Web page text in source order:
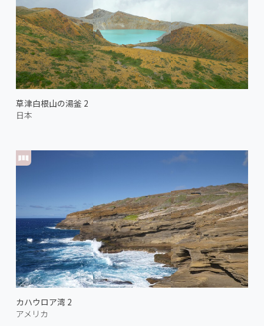
草津白根山の湯釜 2
日本
カハウロア湾 2
アメリカ